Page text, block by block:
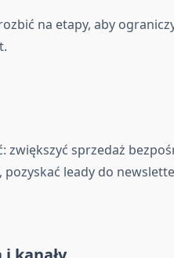
na etapy, aby
zwiększyć sprzedaż
leady do